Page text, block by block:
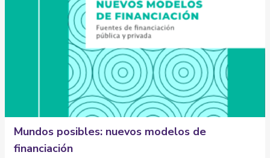
Mundos posibles: nuevos modelos de
financiación